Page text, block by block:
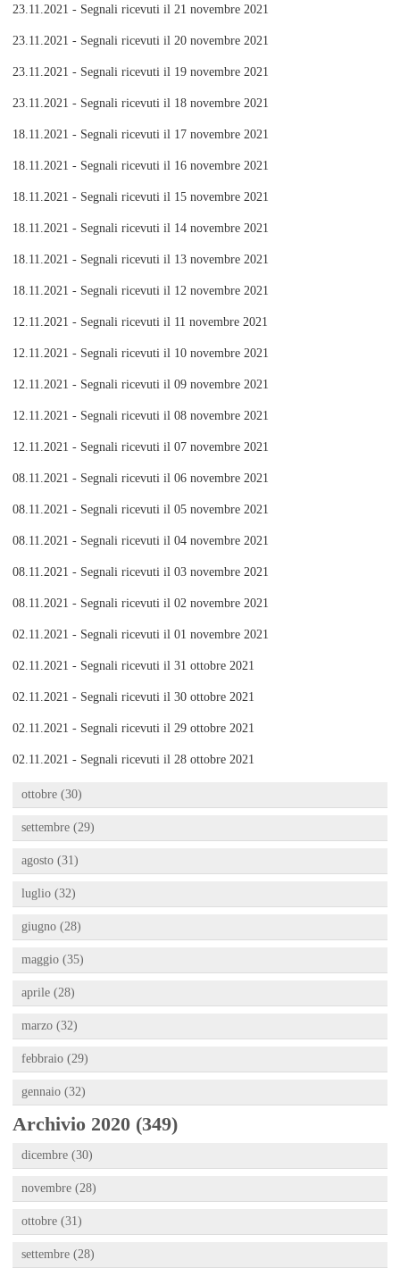
23.11.2021 - Segnali ricevuti il 21 novembre 2021
23.11.2021 - Segnali ricevuti il 20 novembre 2021
23.11.2021 - Segnali ricevuti il 19 novembre 2021
23.11.2021 - Segnali ricevuti il 18 novembre 2021
18.11.2021 - Segnali ricevuti il 17 novembre 2021
18.11.2021 - Segnali ricevuti il 16 novembre 2021
18.11.2021 - Segnali ricevuti il 15 novembre 2021
18.11.2021 - Segnali ricevuti il 14 novembre 2021
18.11.2021 - Segnali ricevuti il 13 novembre 2021
18.11.2021 - Segnali ricevuti il 12 novembre 2021
12.11.2021 - Segnali ricevuti il 11 novembre 2021
12.11.2021 - Segnali ricevuti il 10 novembre 2021
12.11.2021 - Segnali ricevuti il 09 novembre 2021
12.11.2021 - Segnali ricevuti il 08 novembre 2021
12.11.2021 - Segnali ricevuti il 07 novembre 2021
08.11.2021 - Segnali ricevuti il 06 novembre 2021
08.11.2021 - Segnali ricevuti il 05 novembre 2021
08.11.2021 - Segnali ricevuti il 04 novembre 2021
08.11.2021 - Segnali ricevuti il 03 novembre 2021
08.11.2021 - Segnali ricevuti il 02 novembre 2021
02.11.2021 - Segnali ricevuti il 01 novembre 2021
02.11.2021 - Segnali ricevuti il 31 ottobre 2021
02.11.2021 - Segnali ricevuti il 30 ottobre 2021
02.11.2021 - Segnali ricevuti il 29 ottobre 2021
02.11.2021 - Segnali ricevuti il 28 ottobre 2021
ottobre (30)
settembre (29)
agosto (31)
luglio (32)
giugno (28)
maggio (35)
aprile (28)
marzo (32)
febbraio (29)
gennaio (32)
Archivio 2020 (349)
dicembre (30)
novembre (28)
ottobre (31)
settembre (28)